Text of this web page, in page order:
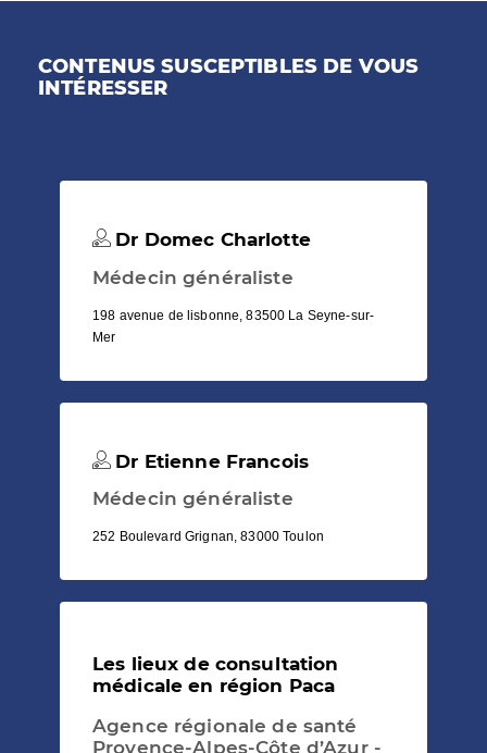
CONTENUS SUSCEPTIBLES DE VOUS
INTÉRESSER
Dr Domec Charlotte
Médecin généraliste
198 avenue de lisbonne, 83500 La Seyne-sur-
Mer
Dr Etienne Francois
Médecin généraliste
252 Boulevard Grignan, 83000 Toulon
Les lieux de consultation
médicale en région Paca
Agence régionale de santé
Provence-Alpes-Côte d’Azur -